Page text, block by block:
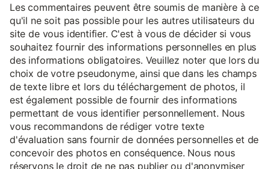
Les commentaires peuvent être soumis de manière à ce
qu'il ne soit pas possible pour les autres utilisateurs du
site de vous identifier. C'est à vous de décider si vous
souhaitez fournir des informations personnelles en plus
des informations obligatoires. Veuillez noter que lors du
choix de votre pseudonyme, ainsi que dans les champs
de texte libre et lors du téléchargement de photos, il
est également possible de fournir des informations
permettant de vous identifier personnellement. Nous
vous recommandons de rédiger votre texte
d'évaluation sans fournir de données personnelles et de
concevoir des photos en conséquence. Nous nous
réservons le droit de ne pas publier ou d'anonymiser